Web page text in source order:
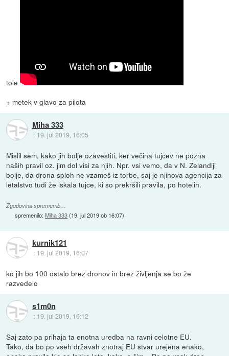
tole
+ metek v glavo za pilota
Miha 333
:: 19. jul 2019, 16:05
Mislil sem, kako jih bolje ozavestiti, ker večina tujcev ne pozna
naših pravil oz. jim dol visi za njih. Npr. vsi vemo, da v N. Zelandiji
bolje, da drona sploh ne vzameš iz torbe, saj je njihova agencija za
letalstvo tudi že iskala tujce, ki so prekršili pravila, po hotelih.
Zgodovina sprememb…
spremenilo:Miha 333(19. jul 2019 ob 16:07)
kurnik121
:: 19. jul 2019, 16:07
ko jih bo 100 ostalo brez dronov in brez življenja se bo že
razvedelo
s1m0n
:: 19. jul 2019, 16:12
Saj zato pa prihaja ta enotna uredba na ravni celotne EU.
Tako, da bo po vseh državah znotraj EU stvar urejena enako,